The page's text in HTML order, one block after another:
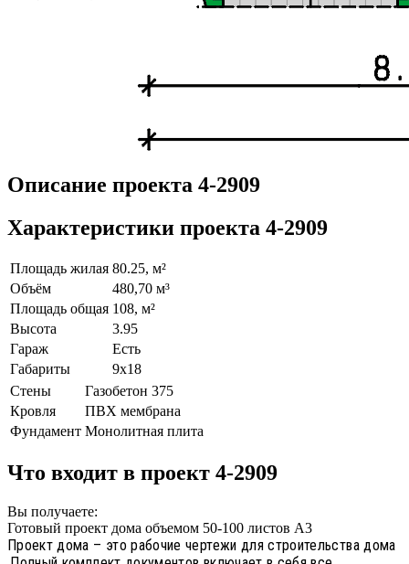
Описание проекта 4-2909
Характеристики проекта 4-2909
Площадь жилая 80.25, м²
Объём
480,70 м³
Площадь общая 108, м²
Высота
3.95
Гараж
Есть
Габариты
9х18
Стены
Газобетон 375
Кровля
ПВХ мембрана
Фундамент Монолитная плита
Что входит в проект 4-2909
Вы получаете:
Готовый проект дома объемом 50-100 листов А3
Проект дома – это рабочие чертежи для строительства дома